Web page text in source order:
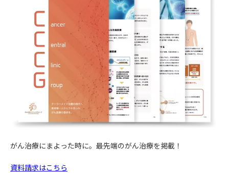
がん治療にまよった時に。 最先端のがん治療を掲載！
資料請求はこちら